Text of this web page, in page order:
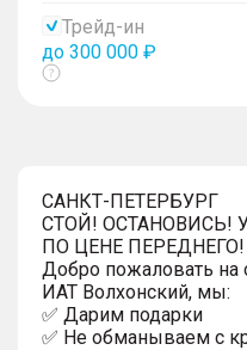
Трейд-ин
до 300 000 ₽
Показать
САНКТ-ПЕТЕРБУРГ
СТОЙ!
ПО ЦЕНЕ ПЕРЕДНЕГО!
Добро пожаловать на
ИАТ Волхонский, мы:
✅ Дарим подарки
✅ Не обманываем с